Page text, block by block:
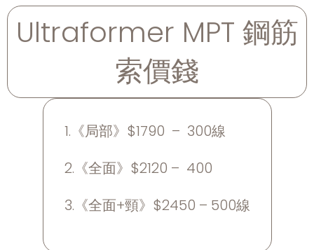
Ultraformer MPT 鋼筋
索價錢
1.《局部》$1790 – 300線
2.《全面》$2120 – 400
3.《全面+頸》$2450 – 500線